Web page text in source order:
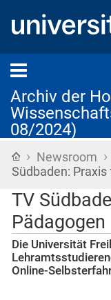
Archiv der
08/2024)
Startseite
› Newsroom ›
Südbaden: Praxis
TV
Pädagogen
Die Universität
Online-